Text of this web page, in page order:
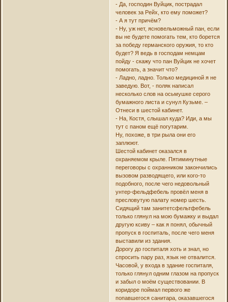
- Да, господин Вуйцик, пострадал
человек за Рейх, кто ему поможет?
- А я тут причём?
- Ну, уж нет, ясновельможный пан, если
вы не будете помогать тем, кто борется
за победу германского оружия, то кто
будет? Я ведь в господам немцам
пойду - скажу что пан Вуйцик не хочет
помогать, а значит что?
- Ладно, ладно. Только медициной я не
заведую. Вот, - поляк написал
несколько слов на осьмушке серого
бумажного листа и сунул Кузьме. –
Отнеси в шестой кабинет.
- На, Костя, слышал куда? Иди, а мы
тут с паном ещё погутарим.
Ну, похоже, в три рыла они его
заплюют.
Шестой кабинет оказался в
охраняемом крыле. Пятиминутные
переговоры с охранником закончились
вызовом разводящего, или кого-то
подобного, после чего недовольный
унтер-фельдфебель провёл меня в
пресловутую палату номер шесть.
Сидящий там занитетсфельтфебель
только глянул на мою бумажку и выдал
другую ксиву – как я понял, обычный
пропуск в госпиталь, после чего меня
выставили из здания.
Дорогу до госпиталя хоть и знал, но
спросить пару раз, язык не отвалится.
Часовой, у входа в здание госпиталя,
только глянул одним глазом на пропуск
и забыл о моём существовании. В
коридоре поймал первого же
попавшегося санитара, оказавшегося